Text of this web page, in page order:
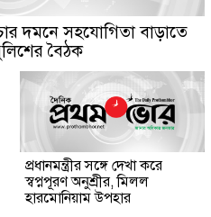
দমনে সহযোগিতা বাড়াতে
বৈঠক
প্রধানমন্ত্রীর সঙ্গে দেখা করে
স্বপ্নপূরণ অনুশ্রীর, মিলল
হারমোনিয়াম উপহার